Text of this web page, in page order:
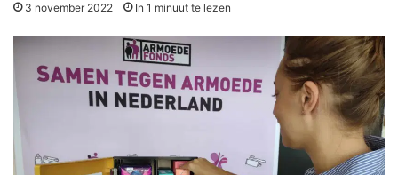
3 november 2022 In 1 minuut te lezen